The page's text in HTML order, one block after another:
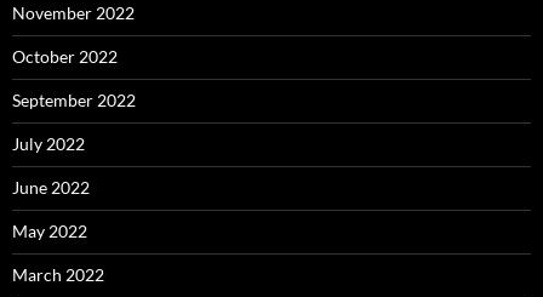
November 2022
October 2022
September 2022
July 2022
June 2022
May 2022
March 2022